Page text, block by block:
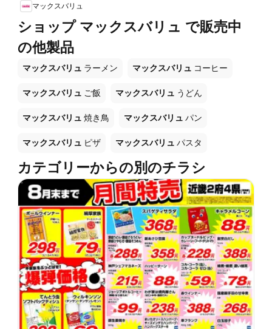
マックスバリュ
ショップ マックスバリュ で販売中
の他製品
マックスバリュ ラーメン マックスバリュ コーヒー
マックスバリュ ご飯 マックスバリュ うどん
マックスバリュ 焼き鳥 マックスバリュ パン
マックスバリュ ピザ マックスバリュ パスタ
カテゴリーからの別のチラシ